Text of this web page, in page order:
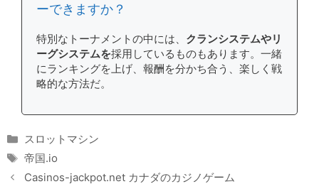
ーできますか？
特別なトーナメントの中には、 クランシステムやリ
ーグシステムを採用しているものもあります。一緒
にランキングを上げ、報酬を分かち合う、楽しく戦
略的な方法だ。
Categories
スロットマシン
Tags
帝国.io
Casinos-jackpot.net カナダのカジノゲーム